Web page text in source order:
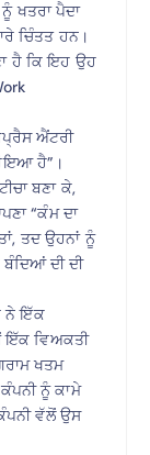
ਖਤਰਾ ਪੈਦਾ
ਚਿੰਤਤ ਹਨ।
ਹੈ ਕਿ ਇਹ ਉਹ
ਐਂਟਰੀ
ਹੈ”।
ਬਣਾ ਕੇ,
“ਕੰਮ ਦਾ
ਤਦ ਉਹਨਾਂ ਨੂੰ
ਦੀ ਦੀ
ਨੇ ਇੱਕ
ਇੱਕ ਵਿਅਕਤੀ
ਖਤਮ
ਨੂੰ ਕਾਮੇ
ਵੱਲੋਂ ਉਸ